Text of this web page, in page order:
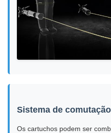
Sistema de
Os cartuchos podem ser